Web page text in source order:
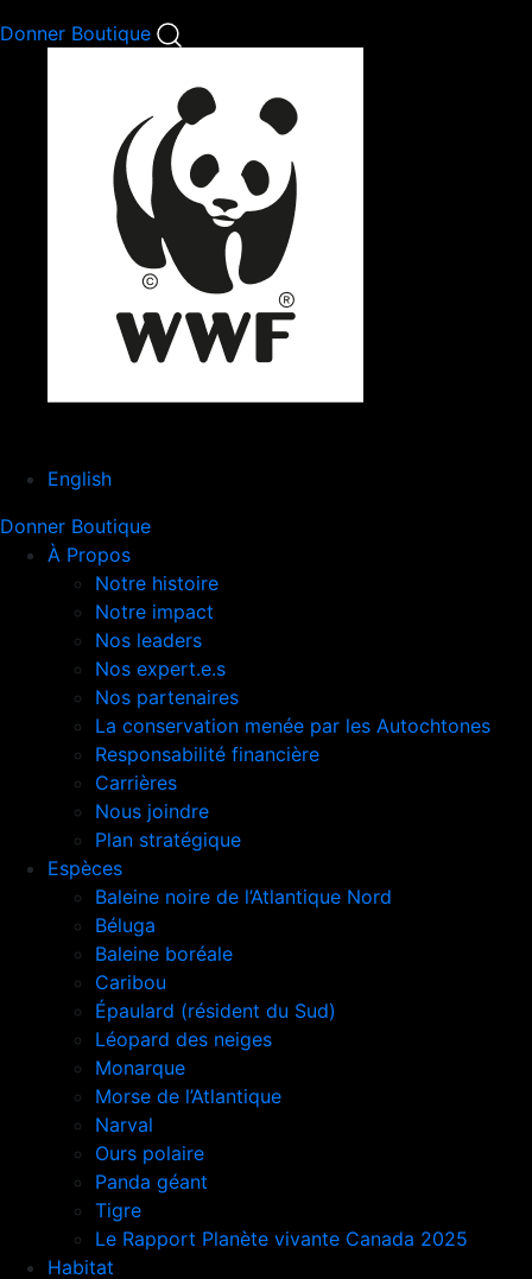
Donner Boutique
English
Donner Boutique
À Propos
Notre histoire
Notre impact
Nos leaders
Nos expert.e.s
Nos partenaires
La conservation menée par les Autochtones
Responsabilité financière
Carrières
Nous joindre
Plan stratégique
Espèces
Baleine noire de l’Atlantique Nord
Béluga
Baleine boréale
Caribou
Épaulard (résident du Sud)
Léopard des neiges
Monarque
Morse de l’Atlantique
Narval
Ours polaire
Panda géant
Tigre
Le Rapport Planète vivante Canada 2025
Habitat